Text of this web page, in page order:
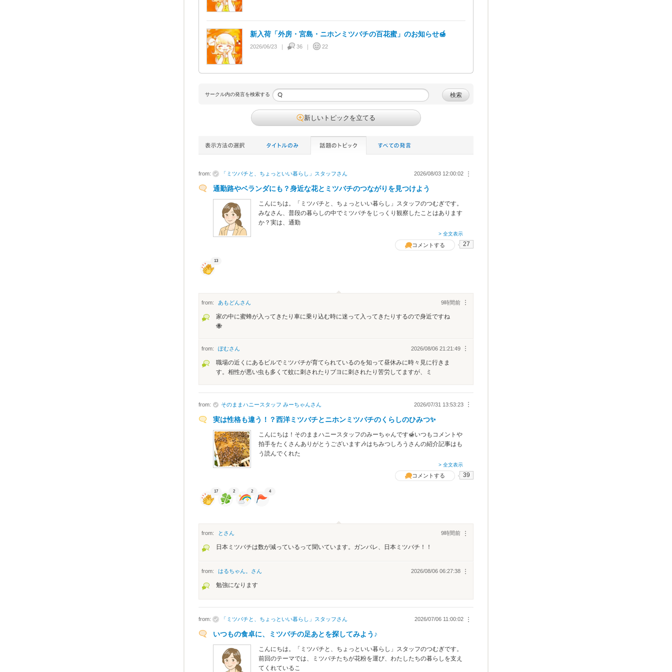
新入荷「外房・宮島・ニホンミツバチの百花蜜」のお知らせ🍯
2026/06/23 36 22
サークル内の発言を検索する 検索
新しいトピックを立てる
from: 「ミツバチと、ちょっといい暮らし」スタッフさん ︙
2026/08/03 12:00:02
通勤路やベランダにも？身近な花とミツバチのつながりを見つけよう
こんにちは。「ミツバチと、ちょっといい暮らし」スタッフのつむぎです。
みなさん、普段の暮らしの中でミツバチをじっくり観察したことはあります
か？実は、通勤
> 全文表示
コメントする 27
13
from: あもどんさん ︙
9時間前
家の中に蜜蜂が入ってきたり車に乗り込む時に迷って入ってきたりするので身近ですね
🐝
from: ぽむさん ︙
2026/08/06 21:21:49
職場の近くにあるビルでミツバチが育てられているのを知って昼休みに時々見に行きま
す。相性が悪い虫も多くて蚊に刺されたりブヨに刺されたり苦労してますが、ミ
from: そのままハニースタッフ みーちゃんさん ︙
2026/07/31 13:53:23
実は性格も違う！？西洋ミツバチとニホンミツバチのくらしのひみつ✨
こんにちは！そのままハニースタッフのみーちゃんです🍯いつもコメントや
拍手をたくさんありがとうございます🎶はちみつしろうさんの紹介記事はも
う読んでくれた
> 全文表示
コメントする 39
17 2 2 4
from: と さん ︙
9時間前
日本ミツバチは数が減っているって聞いています。ガンバレ、日本ミツバチ！！
from: はるちゃん。 さん ︙
2026/08/06 06:27:38
勉強になります
from: 「ミツバチと、ちょっといい暮らし」スタッフさん ︙
2026/07/06 11:00:02
いつもの食卓に、ミツバチの足あとを探してみよう♪
こんにちは。「ミツバチと、ちょっといい暮らし」スタッフのつむぎです。
前回のテーマでは、ミツバチたちが花粉を運び、わたしたちの暮らしを支え
てくれているこ